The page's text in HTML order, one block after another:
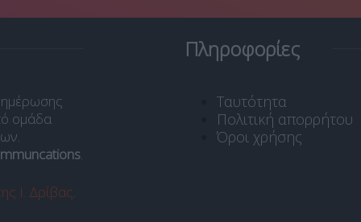
ομάδα
.
Ι. Δρίβας.
Πληροφορίες
Ταυτότητα
Πολιτική απορρήτου
Όροι χρήσης